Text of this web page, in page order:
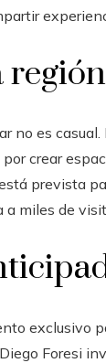
región
no es
crear
prevista
a miles de
exclusivo
Foresi